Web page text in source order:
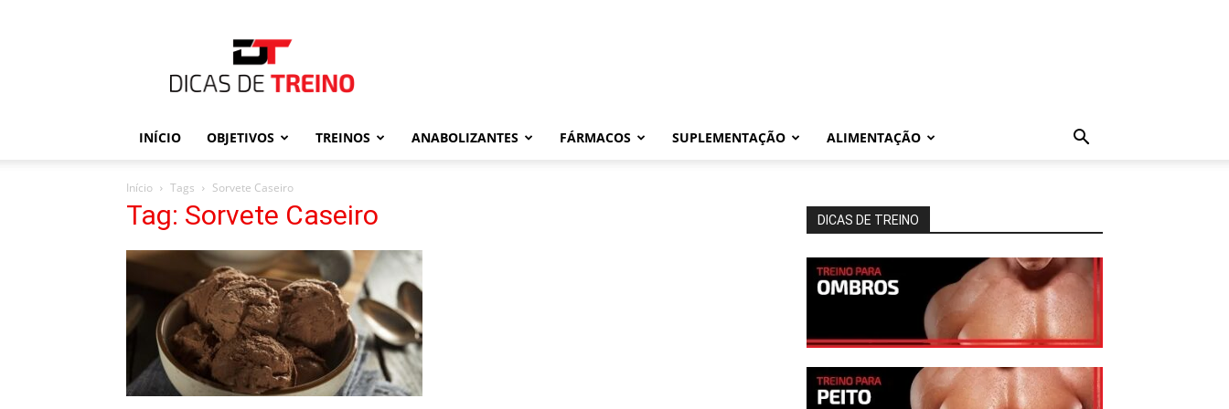
de
Treino
INÍCIO OBJETIVOS TREINOS ANABOLIZANTES FÁRMACOS SUPLEMENTAÇÃO ALIMENTAÇÃO
Início Tags Sorvete Caseiro
Tag: Sorvete Caseiro DICAS DE TREINO